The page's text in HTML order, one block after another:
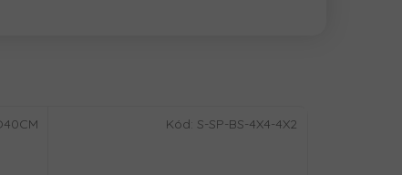
Kód: S-SP-BS-4X4-4X2